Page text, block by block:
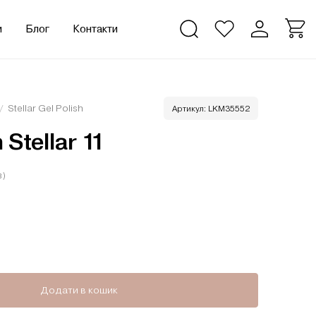
Блог Контакти
/ Stellar Gel Polish Артикул: LKM35552
Stellar 11
Додати в кошик